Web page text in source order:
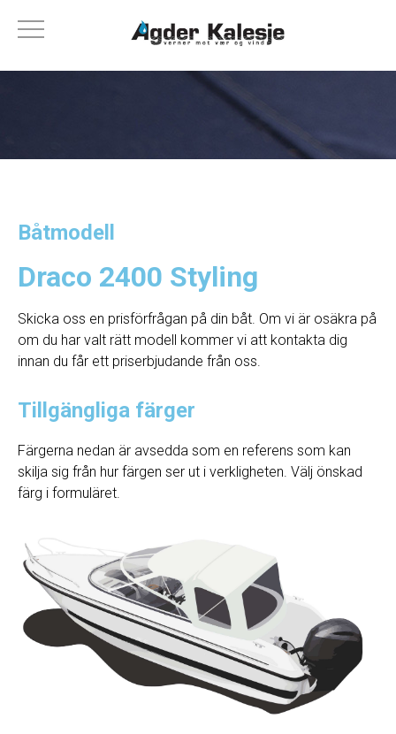
Båtmodell
Draco 2400 Styling
Skicka oss en prisförfrågan på din båt. Om vi ​​är osäkra på
om du har valt rätt modell kommer vi att kontakta dig
innan du får ett priserbjudande från oss.
Tillgängliga färger
Färgerna nedan är avsedda som en referens som kan
skilja sig från hur färgen ser ut i verkligheten. Välj önskad
färg i formuläret.